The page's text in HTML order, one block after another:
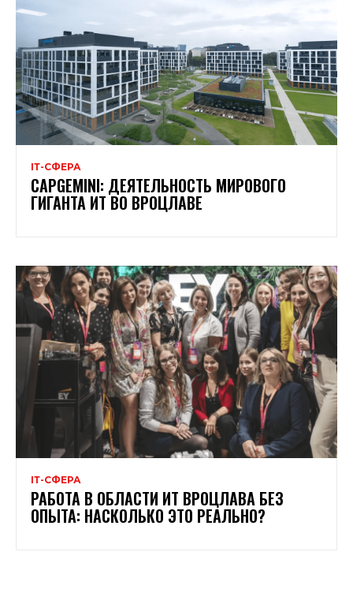
ІТ-СФЕРА
CAPGEMINI: ДЕЯТЕЛЬНОСТЬ МИРОВОГО
ГИГАНТА ИТ ВО ВРОЦЛАВЕ
ІТ-СФЕРА
РАБОТА В ОБЛАСТИ ИТ ВРОЦЛАВА БЕЗ
ОПЫТА: НАСКОЛЬКО ЭТО РЕАЛЬНО?